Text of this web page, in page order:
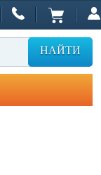
НАЙТИ